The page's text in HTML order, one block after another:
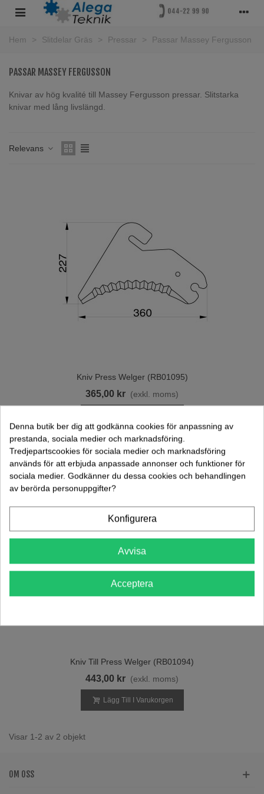
Hem > Slitdelar Gräs > Pressar > Passar Massey Fergusson
PASSAR MASSEY FERGUSSON
Knivar av hög kvalité till Massey Fergusson pressar. Slitstarka
knivar med lång livslängd.
Relevans
Kniv Press Welger (RB01095)
365,00 kr (exkl. moms)
Kniv Till Press Welger (RB01094)
443,00 kr (exkl. moms)
Lägg Till I Varukorgen
Visar 1-2 av 2 objekt
OM OSS
Denna butik ber dig att godkänna cookies för anpassning av
prestanda, sociala medier och marknadsföring.
Tredjepartscookies för sociala medier och marknadsföring
används för att erbjuda anpassade annonser och funktioner för
sociala medier. Godkänner du dessa cookies och behandlingen
av berörda personuppgifter?
Konfigurera
Avvisa
Acceptera